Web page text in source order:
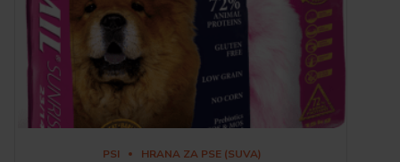
PSI HRANA ZA PSE (SUVA)